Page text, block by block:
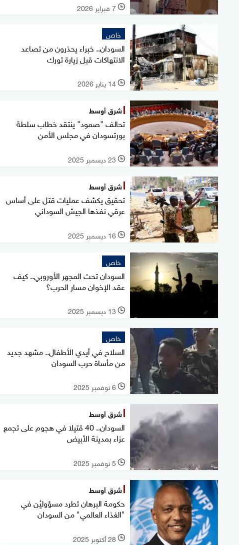
l 7 فبراير 2026
خاص
السودان.. خبراء يحذرون من تصاعد
الانتهاكات قبل زيارة تورك
l 14 يناير 2026
شرق أوسط
تحالف "صمود" ينتقد خطاب سلطة
بورتسودان في مجلس الأمن
l 23 ديسمبر 2025
شرق أوسط
تحقيق يكشف عمليات قتل على أساس
عرقي نفذها الجيش السوداني
l 16 ديسمبر 2025
خاص
السودان تحت المجهر الأوروبي.. كيف
عقد الإخوان مسار الحرب؟
l 13 ديسمبر 2025
خاص
السلاح في أيدي الأطفال.. مشهد جديد
من مأساة حرب السودان
l 6 نوفمبر 2025
شرق أوسط
السودان.. 40 قتيلا في هجوم على تجمع
عزاء بمدينة الأبيض
l 5 نوفمبر 2025
شرق أوسط
حكومة البرهان تطرد مسؤوليْن في
"الغذاء العالمي" من السودان
l 28 أكتوبر 2025